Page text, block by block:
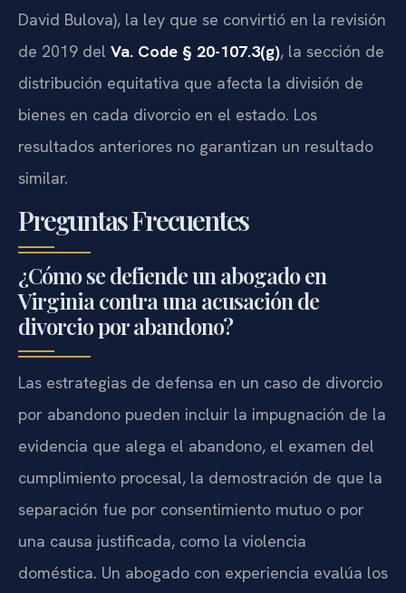
David Bulova), la ley que se convirtió en la revisión
de 2019 del Va. Code § 20-107.3(g), la sección de
distribución equitativa que afecta la división de
bienes en cada divorcio en el estado. Los
resultados anteriores no garantizan un resultado
similar.
Preguntas Frecuentes
¿Cómo se defiende un abogado en
Virginia contra una acusación de
divorcio por abandono?
Las estrategias de defensa en un caso de divorcio
por abandono pueden incluir la impugnación de la
evidencia que alega el abandono, el examen del
cumplimiento procesal, la demostración de que la
separación fue por consentimiento mutuo o por
una causa justificada, como la violencia
doméstica. Un abogado con experiencia evalúa los